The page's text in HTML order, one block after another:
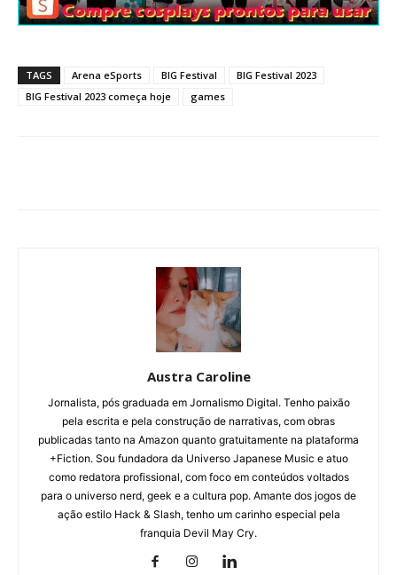
TAGS Arena eSports BIG Festival
BIG Festival 2023
BIG Festival 2023 começa hoje
games
Austra Caroline
Jornalista, pós graduada em Jornalismo Digital. Tenho paixão
pela escrita e pela construção de narrativas, com obras
publicadas tanto na Amazon quanto gratuitamente na plataforma
+Fiction. Sou fundadora da Universo Japanese Music e atuo
como redatora profissional, com foco em conteúdos voltados
para o universo nerd, geek e a cultura pop. Amante dos jogos de
ação estilo Hack & Slash, tenho um carinho especial pela
franquia Devil May Cry.